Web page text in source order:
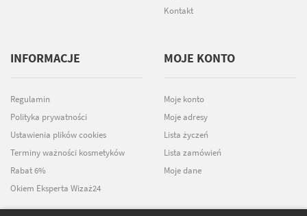
Kontakt
INFORMACJE
Regulamin
Polityka prywatności
Ustawienia plików cookies
Terminy ważności kosmetyków
Rabat 6%
Okiem Eksperta Wizaż24
MOJE KONTO
Moje konto
Moje adresy
Lista życzeń
Lista zamówień
Moje dane